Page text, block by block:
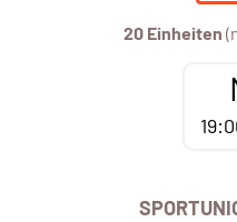
20 Einheiten